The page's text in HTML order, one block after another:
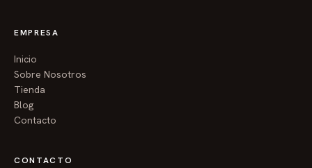
EMPRESA
Inicio
Sobre Nosotros
Tienda
Blog
Contacto
CONTACTO